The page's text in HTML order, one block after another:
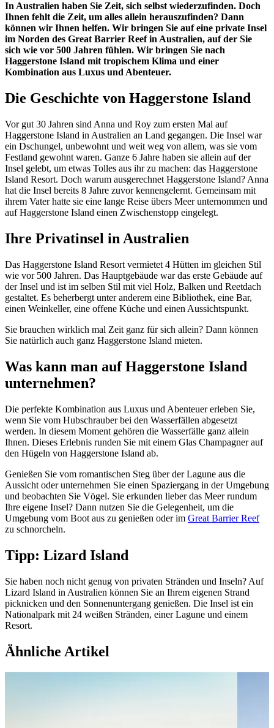
In Australien haben Sie Zeit, sich selbst wiederzufinden. Doch
Ihnen fehlt die Zeit, um alles allein herauszufinden? Dann
können wir Ihnen helfen. Wir bringen Sie auf eine private Insel
im Norden des Great Barrier Reef in Australien, auf der Sie
sich wie vor 500 Jahren fühlen. Wir bringen Sie nach
Haggerstone Island mit tropischem Klima und einer
Kombination aus Luxus und Abenteuer.
Die Geschichte von Haggerstone Island
Vor gut 30 Jahren sind Anna und Roy zum ersten Mal auf
Haggerstone Island in Australien an Land gegangen. Die Insel war
ein Dschungel, unbewohnt und weit weg von allem, was sie vom
Festland gewohnt waren. Ganze 6 Jahre haben sie allein auf der
Insel gelebt, um etwas Tolles aus ihr zu machen: das Haggerstone
Island Resort. Doch warum ausgerechnet Haggerstone Island? Anna
hat die Insel bereits 8 Jahre zuvor kennengelernt. Gemeinsam mit
ihrem Vater hatte sie eine lange Reise übers Meer unternommen und
auf Haggerstone Island einen Zwischenstopp eingelegt.
Ihre Privatinsel in Australien
Das Haggerstone Island Resort vermietet 4 Hütten im gleichen Stil
wie vor 500 Jahren. Das Hauptgebäude war das erste Gebäude auf
der Insel und ist im selben Stil mit viel Holz, Balken und Reetdach
gestaltet. Es beherbergt unter anderem eine Bibliothek, eine Bar,
einen Weinkeller, eine offene Küche und einen Aussichtspunkt.
Sie brauchen wirklich mal Zeit ganz für sich allein? Dann können
Sie natürlich auch ganz Haggerstone Island mieten.
Was kann man auf Haggerstone Island
unternehmen?
Die perfekte Kombination aus Luxus und Abenteuer erleben Sie,
wenn Sie vom Hubschrauber bei den Wasserfällen abgesetzt
werden. In diesem Moment gehören die Wasserfälle ganz allein
Ihnen. Dieses Erlebnis runden Sie mit einem Glas Champagner auf
den Hügeln von Haggerstone Island ab.
Genießen Sie vom romantischen Steg über der Lagune aus die
Aussicht oder unternehmen Sie einen Spaziergang in der Umgebung
und beobachten Sie Vögel. Sie erkunden lieber das Meer rundum
Ihre eigene Insel? Dann nutzen Sie die Gelegenheit, um die
Umgebung vom Boot aus zu genießen oder im Great Barrier Reef
zu schnorcheln.
Tipp: Lizard Island
Sie haben noch nicht genug von privaten Stränden und Inseln? Auf
Lizard Island in Australien können Sie an Ihrem eigenen Strand
picknicken und den Sonnenuntergang genießen. Die Insel ist ein
Nationalpark mit 24 weißen Stränden, einer Lagune und einem
Resort.
Ähnliche Artikel